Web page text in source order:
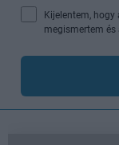
Kijelentem, hogy
megismertem és